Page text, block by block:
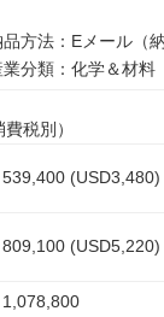
品方法：Eメール（
業分類：化学＆材料
税別）
539,400 (USD3,480)
809,100 (USD5,220)
1,078,800